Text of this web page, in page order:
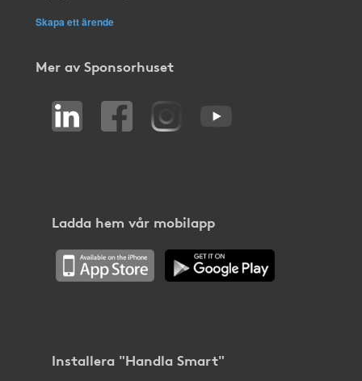
Skapa ett ärende
Mer av Sponsorhuset
Ladda hem vår mobilapp
Installera "Handla Smart"